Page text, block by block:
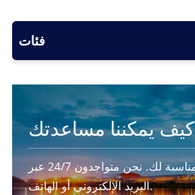
فئات
كيف يمكننا مساعدتك
يمكنك الاتصال بنا بأي طريقة مناسبة لك. نحن متواجدون 24/7 عبر
البريد الإلكتروني أو الهاتف.